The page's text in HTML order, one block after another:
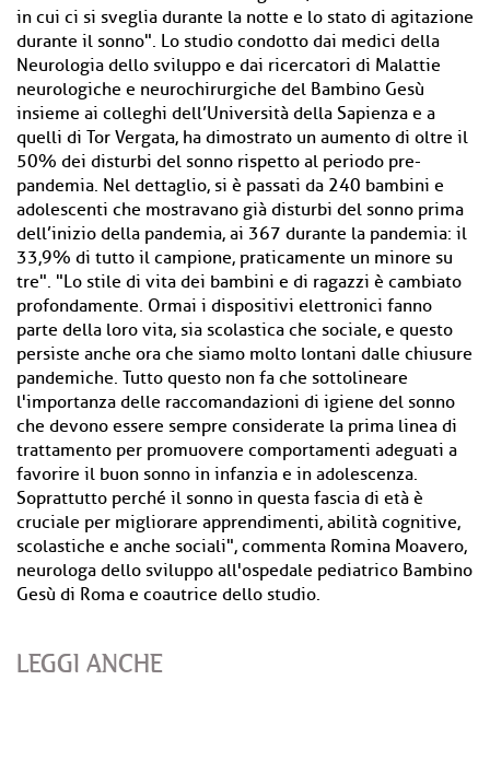
in cui ci si sveglia durante la notte e lo stato di agitazione
durante il sonno". Lo studio condotto dai medici della
Neurologia dello sviluppo e dai ricercatori di Malattie
neurologiche e neurochirurgiche del Bambino Gesù
insieme ai colleghi dell’Università della Sapienza e a
quelli di Tor Vergata, ha dimostrato un aumento di oltre il
50% dei disturbi del sonno rispetto al periodo pre-
pandemia. Nel dettaglio, si è passati da 240 bambini e
adolescenti che mostravano già disturbi del sonno prima
dell’inizio della pandemia, ai 367 durante la pandemia: il
33,9% di tutto il campione, praticamente un minore su
tre". "Lo stile di vita dei bambini e di ragazzi è cambiato
profondamente. Ormai i dispositivi elettronici fanno
parte della loro vita, sia scolastica che sociale, e questo
persiste anche ora che siamo molto lontani dalle chiusure
pandemiche. Tutto questo non fa che sottolineare
l'importanza delle raccomandazioni di igiene del sonno
che devono essere sempre considerate la prima linea di
trattamento per promuovere comportamenti adeguati a
favorire il buon sonno in infanzia e in adolescenza.
Soprattutto perché il sonno in questa fascia di età è
cruciale per migliorare apprendimenti, abilità cognitive,
scolastiche e anche sociali", commenta Romina Moavero,
neurologa dello sviluppo all'ospedale pediatrico Bambino
Gesù di Roma e coautrice dello studio.
LEGGI ANCHE